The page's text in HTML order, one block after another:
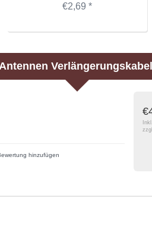
€2,69 *
Antennen
hinzufügen